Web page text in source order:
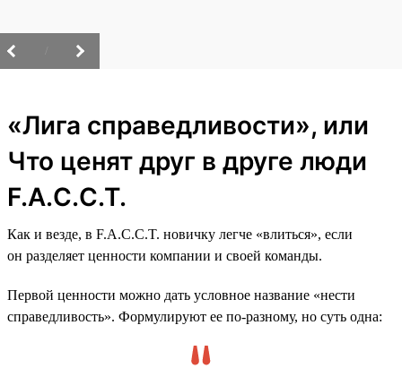
«Лига справедливости», или
Что ценят друг в друге люди
F.A.C.C.T.
Как и везде, в F.A.C.C.T. новичку легче «влиться», если
он разделяет ценности компании и своей команды.
Первой ценности можно дать условное название «нести
справедливость». Формулируют ее по-разному, но суть одна: